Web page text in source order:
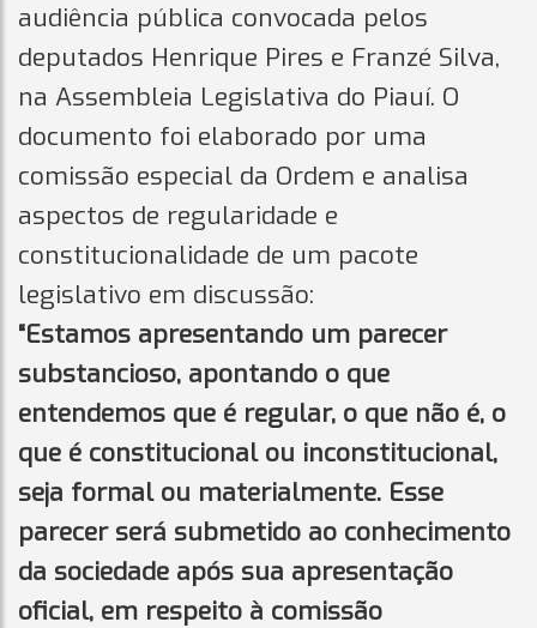
audiência pública convocada pelos
deputados Henrique Pires e Franzé Silva,
na Assembleia Legislativa do Piauí. O
documento foi elaborado por uma
comissão especial da Ordem e analisa
aspectos de regularidade e
constitucionalidade de um pacote
legislativo em discussão:
“Estamos apresentando um parecer
substancioso, apontando o que
entendemos que é regular, o que não é, o
que é constitucional ou inconstitucional,
seja formal ou materialmente. Esse
parecer será submetido ao conhecimento
da sociedade após sua apresentação
oficial, em respeito à comissão